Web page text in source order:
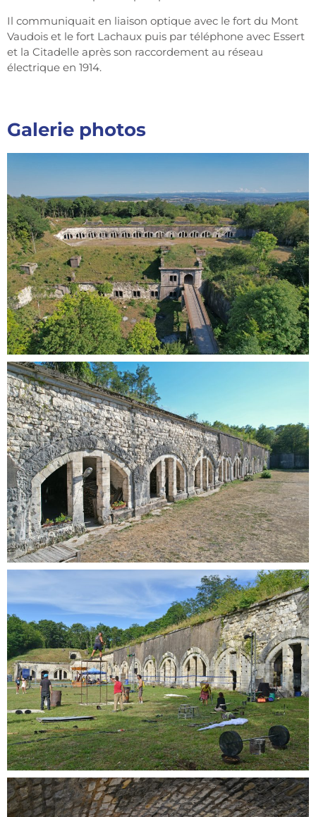
Il communiquait en liaison optique avec le fort du Mont
Vaudois et le fort Lachaux puis par téléphone avec Essert
et la Citadelle après son raccordement au réseau
électrique en 1914.
Galerie photos